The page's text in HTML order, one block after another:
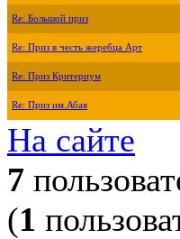
Re: Большой приз
Re: Приз в честь жеребца Арт
Re: Приз Критериум
Re: Приз им.Абая
На сайте
7
(1